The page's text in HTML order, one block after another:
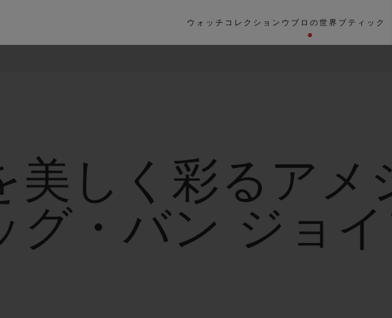
ウォッチコレクション ウブロの世界 ブティック
美しく彩るアメ
グ・バン ジョ